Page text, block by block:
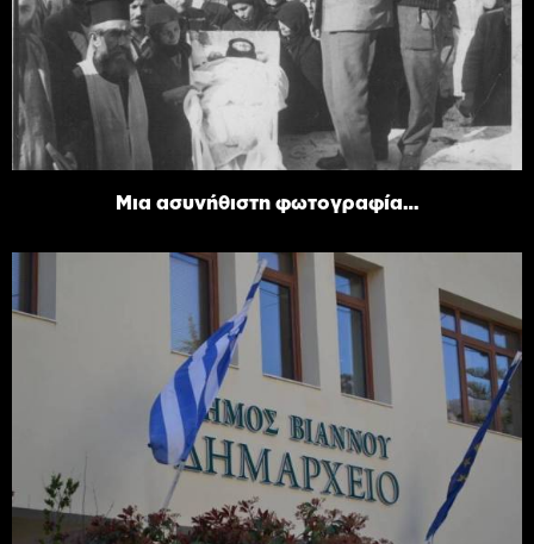
Μια ασυνήθιστη φωτογραφία…